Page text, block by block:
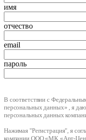
имя
отчество
email
пароль
В соответствии с
персональных данных» , я
персональных данных
Нажимая "Регистрация", я
компании ООО «МК «Арт-